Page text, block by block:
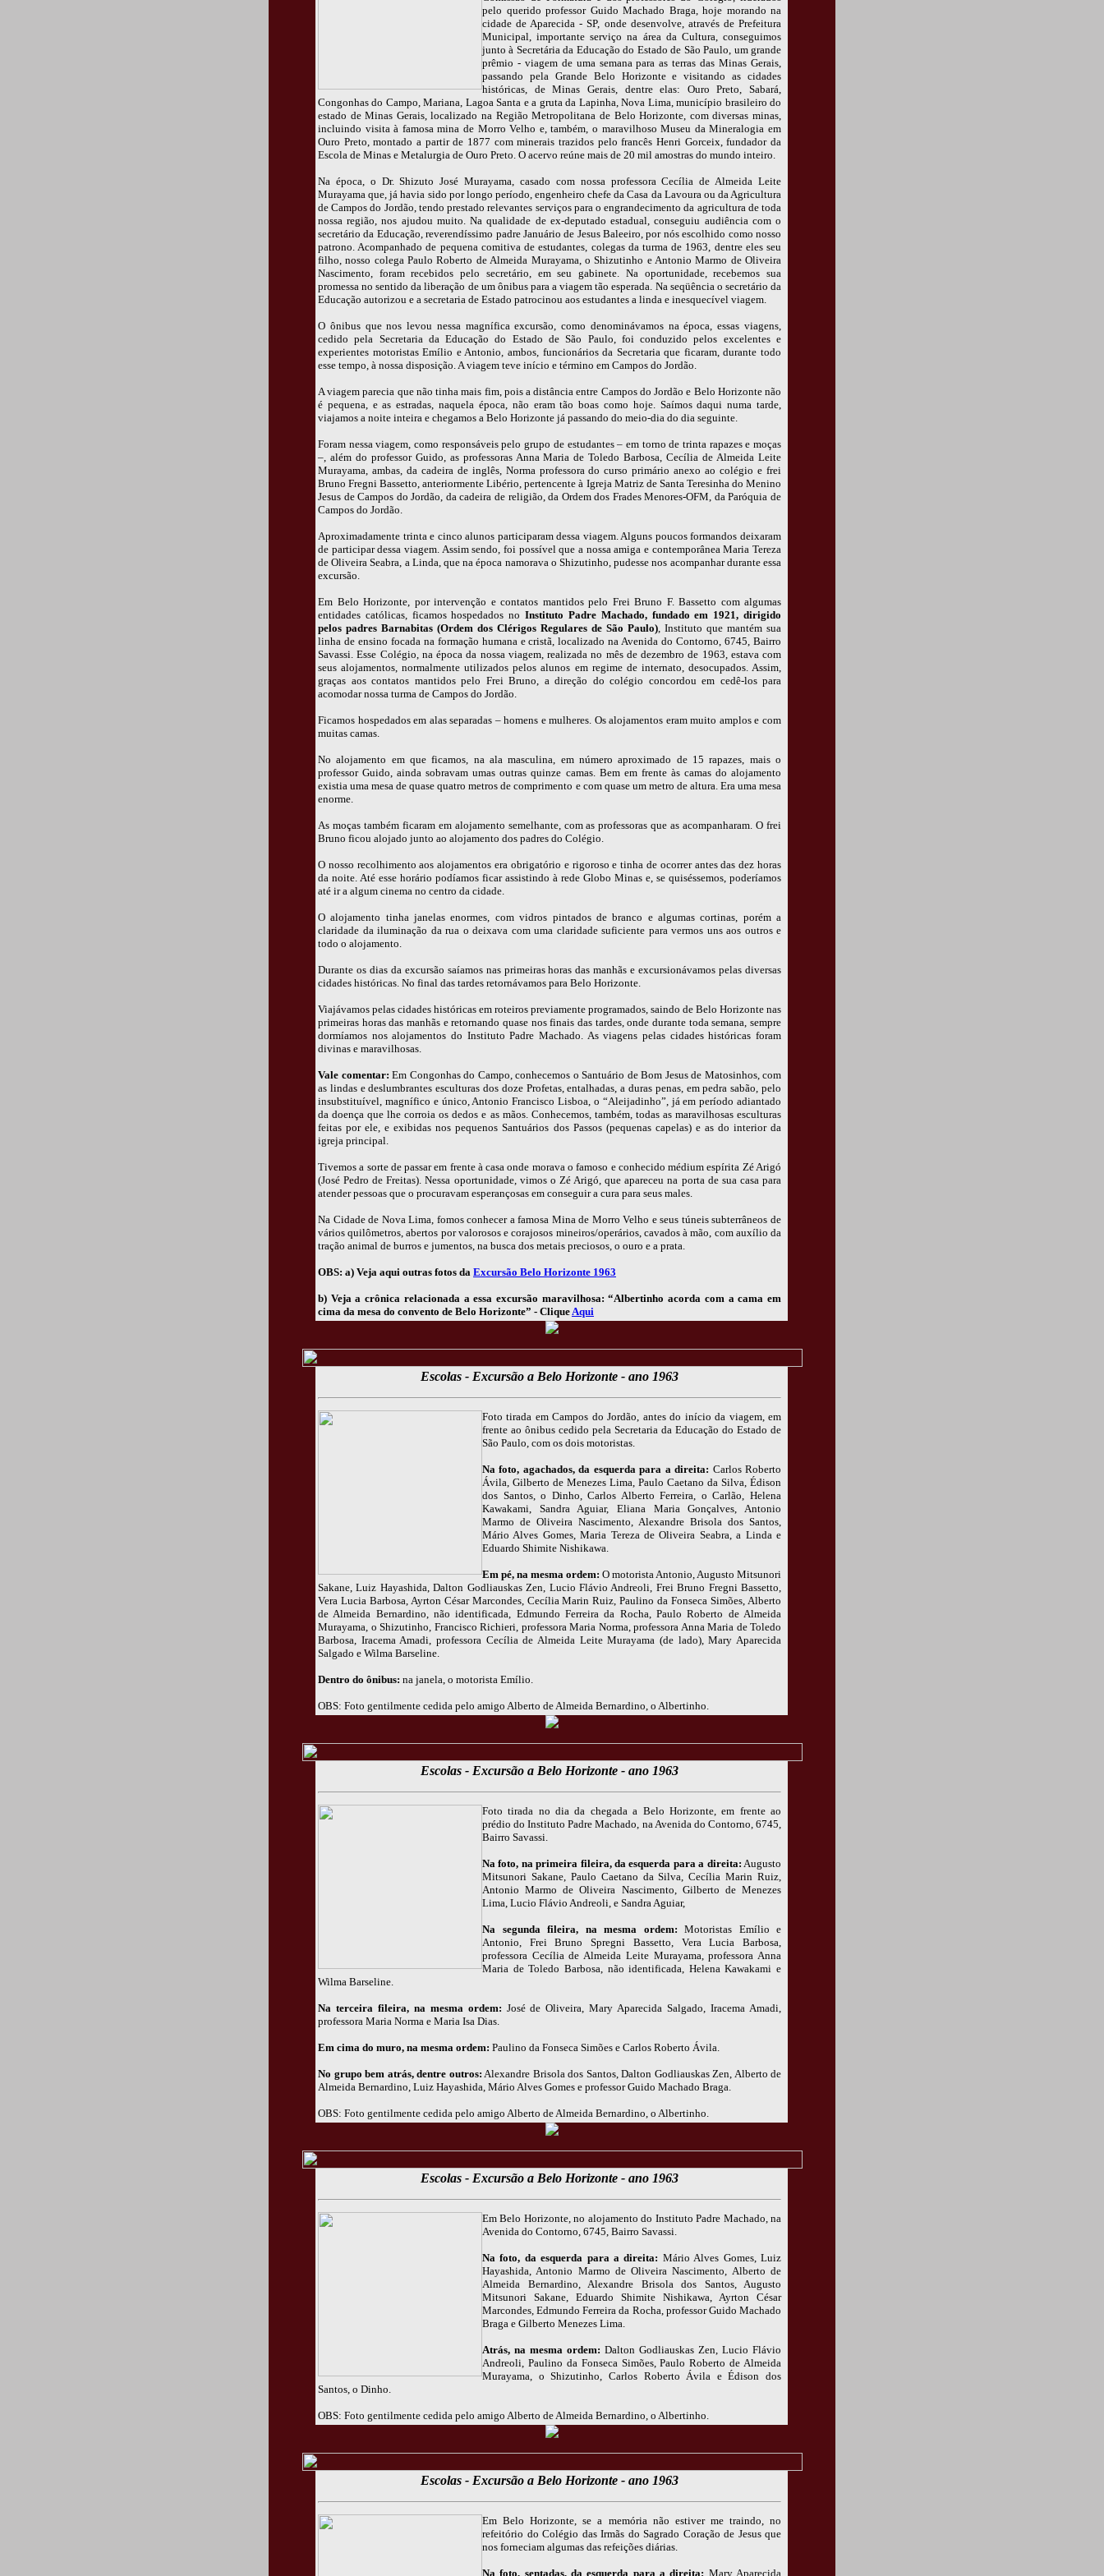
pelo querido professor Guido Machado Braga, hoje morando na
cidade de Aparecida - SP, onde desenvolve, através de Prefeitura
Municipal, importante serviço na área da Cultura, conseguimos
junto à Secretária da Educação do Estado de São Paulo, um grande
prêmio - viagem de uma semana para as terras das Minas Gerais,
passando pela Grande Belo Horizonte e visitando as cidades
históricas, de Minas Gerais, dentre elas: Ouro Preto, Sabará,
Congonhas do Campo, Mariana, Lagoa Santa e a gruta da Lapinha, Nova Lima, município brasileiro do
estado de Minas Gerais, localizado na Região Metropolitana de Belo Horizonte, com diversas minas,
incluindo visita à famosa mina de Morro Velho e, também, o maravilhoso Museu da Mineralogia em
Ouro Preto, montado a partir de 1877 com minerais trazidos pelo francês Henri Gorceix, fundador da
Escola de Minas e Metalurgia de Ouro Preto. O acervo reúne mais de 20 mil amostras do mundo inteiro.
Na época, o Dr. Shizuto José Murayama, casado com nossa professora Cecília de Almeida Leite
Murayama que, já havia sido por longo período, engenheiro chefe da Casa da Lavoura ou da Agricultura
de Campos do Jordão, tendo prestado relevantes serviços para o engrandecimento da agricultura de toda
nossa região, nos ajudou muito. Na qualidade de ex-deputado estadual, conseguiu audiência com o
secretário da Educação, reverendíssimo padre Januário de Jesus Baleeiro, por nós escolhido como nosso
patrono. Acompanhado de pequena comitiva de estudantes, colegas da turma de 1963, dentre eles seu
filho, nosso colega Paulo Roberto de Almeida Murayama, o Shizutinho e Antonio Marmo de Oliveira
Nascimento, foram recebidos pelo secretário, em seu gabinete. Na oportunidade, recebemos sua
promessa no sentido da liberação de um ônibus para a viagem tão esperada. Na seqüência o secretário da
Educação autorizou e a secretaria de Estado patrocinou aos estudantes a linda e inesquecível viagem.
O ônibus que nos levou nessa magnífica excursão, como denominávamos na época, essas viagens,
cedido pela Secretaria da Educação do Estado de São Paulo, foi conduzido pelos excelentes e
experientes motoristas Emílio e Antonio, ambos, funcionários da Secretaria que ficaram, durante todo
esse tempo, à nossa disposição. A viagem teve início e término em Campos do Jordão.
A viagem parecia que não tinha mais fim, pois a distância entre Campos do Jordão e Belo Horizonte não
é pequena, e as estradas, naquela época, não eram tão boas como hoje. Saímos daqui numa tarde,
viajamos a noite inteira e chegamos a Belo Horizonte já passando do meio-dia do dia seguinte.
Foram nessa viagem, como responsáveis pelo grupo de estudantes – em torno de trinta rapazes e moças
–, além do professor Guido, as professoras Anna Maria de Toledo Barbosa, Cecília de Almeida Leite
Murayama, ambas, da cadeira de inglês, Norma professora do curso primário anexo ao colégio e frei
Bruno Fregni Bassetto, anteriormente Libério, pertencente à Igreja Matriz de Santa Teresinha do Menino
Jesus de Campos do Jordão, da cadeira de religião, da Ordem dos Frades Menores-OFM, da Paróquia de
Campos do Jordão.
Aproximadamente trinta e cinco alunos participaram dessa viagem. Alguns poucos formandos deixaram
de participar dessa viagem. Assim sendo, foi possível que a nossa amiga e contemporânea Maria Tereza
de Oliveira Seabra, a Linda, que na época namorava o Shizutinho, pudesse nos acompanhar durante essa
excursão.
Em Belo Horizonte, por intervenção e contatos mantidos pelo Frei Bruno F. Bassetto com algumas
entidades católicas, ficamos hospedados noInstituto Padre Machado, fundado em 1921, dirigido
pelos padres Barnabitas (Ordem dos Clérigos Regulares de São Paulo), Instituto que mantém sua
linha de ensino focada na formação humana e cristã, localizado na Avenida do Contorno, 6745, Bairro
Savassi. Esse Colégio, na época da nossa viagem, realizada no mês de dezembro de 1963, estava com
seus alojamentos, normalmente utilizados pelos alunos em regime de internato, desocupados. Assim,
graças aos contatos mantidos pelo Frei Bruno, a direção do colégio concordou em cedê-los para
acomodar nossa turma de Campos do Jordão.
Ficamos hospedados em alas separadas – homens e mulheres. Os alojamentos eram muito amplos e com
muitas camas.
No alojamento em que ficamos, na ala masculina, em número aproximado de 15 rapazes, mais o
professor Guido, ainda sobravam umas outras quinze camas. Bem em frente às camas do alojamento
existia uma mesa de quase quatro metros de comprimento e com quase um metro de altura. Era uma mesa
enorme.
As moças também ficaram em alojamento semelhante, com as professoras que as acompanharam. O frei
Bruno ficou alojado junto ao alojamento dos padres do Colégio.
O nosso recolhimento aos alojamentos era obrigatório e rigoroso e tinha de ocorrer antes das dez horas
da noite. Até esse horário podíamos ficar assistindo à rede Globo Minas e, se quiséssemos, poderíamos
até ir a algum cinema no centro da cidade.
O alojamento tinha janelas enormes, com vidros pintados de branco e algumas cortinas, porém a
claridade da iluminação da rua o deixava com uma claridade suficiente para vermos uns aos outros e
todo o alojamento.
Durante os dias da excursão saíamos nas primeiras horas das manhãs e excursionávamos pelas diversas
cidades históricas. No final das tardes retornávamos para Belo Horizonte.
Viajávamos pelas cidades históricas em roteiros previamente programados, saindo de Belo Horizonte nas
primeiras horas das manhãs e retornando quase nos finais das tardes, onde durante toda semana, sempre
dormíamos nos alojamentos do Instituto Padre Machado. As viagens pelas cidades históricas foram
divinas e maravilhosas.
Vale comentar: Em Congonhas do Campo, conhecemos o Santuário de Bom Jesus de Matosinhos, com
as lindas e deslumbrantes esculturas dos doze Profetas, entalhadas, a duras penas, em pedra sabão, pelo
insubstituível, magnífico e único, Antonio Francisco Lisboa, o “Aleijadinho”, já em período adiantado
da doença que lhe corroia os dedos e as mãos. Conhecemos, também, todas as maravilhosas esculturas
feitas por ele, e exibidas nos pequenos Santuários dos Passos (pequenas capelas) e as do interior da
igreja principal.
Tivemos a sorte de passar em frente à casa onde morava o famoso e conhecido médium espírita Zé Arigó
(José Pedro de Freitas). Nessa oportunidade, vimos o Zé Arigó, que apareceu na porta de sua casa para
atender pessoas que o procuravam esperançosas em conseguir a cura para seus males.
Na Cidade de Nova Lima, fomos conhecer a famosa Mina de Morro Velho e seus túneis subterrâneos de
vários quilômetros, abertos por valorosos e corajosos mineiros/operários, cavados à mão, com auxílio da
tração animal de burros e jumentos, na busca dos metais preciosos, o ouro e a prata.
OBS: a) Veja aqui outras fotos da Excursão Belo Horizonte 1963
b) Veja a crônica relacionada a essa excursão maravilhosa: “Albertinho acorda com a cama em
cima da mesa do convento de Belo Horizonte” - CliqueAqui
Escolas - Excursão a Belo Horizonte - ano 1963
Foto tirada em Campos do Jordão, antes do início da viagem, em
frente ao ônibus cedido pela Secretaria da Educação do Estado de
São Paulo, com os dois motoristas.
Na foto, agachados, da esquerda para a direita: Carlos Roberto
Ávila, Gilberto de Menezes Lima, Paulo Caetano da Silva, Édison
dos Santos, o Dinho, Carlos Alberto Ferreira, o Carlão, Helena
Kawakami, Sandra Aguiar, Eliana Maria Gonçalves, Antonio
Marmo de Oliveira Nascimento, Alexandre Brisola dos Santos,
Mário Alves Gomes, Maria Tereza de Oliveira Seabra, a Linda e
Eduardo Shimite Nishikawa.
Em pé, na mesma ordem: O motorista Antonio, Augusto Mitsunori
Sakane, Luiz Hayashida, Dalton Godliauskas Zen, Lucio Flávio Andreoli, Frei Bruno Fregni Bassetto,
Vera Lucia Barbosa, Ayrton César Marcondes, Cecília Marin Ruiz, Paulino da Fonseca Simões, Alberto
de Almeida Bernardino, não identificada, Edmundo Ferreira da Rocha, Paulo Roberto de Almeida
Murayama, o Shizutinho, Francisco Richieri, professora Maria Norma, professora Anna Maria de Toledo
Barbosa, Iracema Amadi, professora Cecília de Almeida Leite Murayama (de lado), Mary Aparecida
Salgado e Wilma Barseline.
Dentro do ônibus: na janela, o motorista Emílio.
OBS: Foto gentilmente cedida pelo amigo Alberto de Almeida Bernardino, o Albertinho.
Escolas - Excursão a Belo Horizonte - ano 1963
Foto tirada no dia da chegada a Belo Horizonte, em frente ao
prédio do Instituto Padre Machado, na Avenida do Contorno, 6745,
Bairro Savassi.
Na foto, na primeira fileira, da esquerda para a direita: Augusto
Mitsunori Sakane, Paulo Caetano da Silva, Cecília Marin Ruiz,
Antonio Marmo de Oliveira Nascimento, Gilberto de Menezes
Lima, Lucio Flávio Andreoli, e Sandra Aguiar,
Na segunda fileira, na mesma ordem: Motoristas Emílio e
Antonio, Frei Bruno Spregni Bassetto, Vera Lucia Barbosa,
professora Cecília de Almeida Leite Murayama, professora Anna
Maria de Toledo Barbosa, não identificada, Helena Kawakami e
Wilma Barseline.
Na terceira fileira, na mesma ordem: José de Oliveira, Mary Aparecida Salgado, Iracema Amadi,
professora Maria Norma e Maria Isa Dias.
Em cima do muro, na mesma ordem: Paulino da Fonseca Simões e Carlos Roberto Ávila.
No grupo bem atrás, dentre outros: Alexandre Brisola dos Santos, Dalton Godliauskas Zen, Alberto de
Almeida Bernardino, Luiz Hayashida, Mário Alves Gomes e professor Guido Machado Braga.
OBS: Foto gentilmente cedida pelo amigo Alberto de Almeida Bernardino, o Albertinho.
Escolas - Excursão a Belo Horizonte - ano 1963
Em Belo Horizonte, no alojamento do Instituto Padre Machado, na
Avenida do Contorno, 6745, Bairro Savassi.
Na foto, da esquerda para a direita: Mário Alves Gomes, Luiz
Hayashida, Antonio Marmo de Oliveira Nascimento, Alberto de
Almeida Bernardino, Alexandre Brisola dos Santos, Augusto
Mitsunori Sakane, Eduardo Shimite Nishikawa, Ayrton César
Marcondes, Edmundo Ferreira da Rocha, professor Guido Machado
Braga e Gilberto Menezes Lima.
Atrás, na mesma ordem: Dalton Godliauskas Zen, Lucio Flávio
Andreoli, Paulino da Fonseca Simões, Paulo Roberto de Almeida
Murayama, o Shizutinho, Carlos Roberto Ávila e Édison dos
Santos, o Dinho.
OBS: Foto gentilmente cedida pelo amigo Alberto de Almeida Bernardino, o Albertinho.
Escolas - Excursão a Belo Horizonte - ano 1963
Em Belo Horizonte, se a memória não estiver me traindo, no
refeitório do Colégio das Irmãs do Sagrado Coração de Jesus que
nos forneciam algumas das refeições diárias.
Na foto, sentadas, da esquerda para a direita: Mary Aparecida